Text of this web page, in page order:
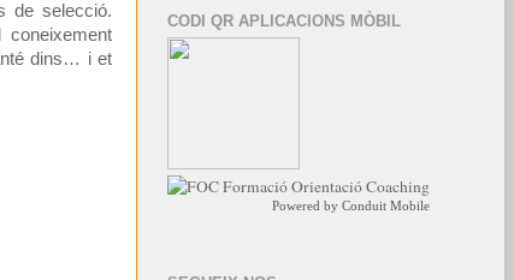
de selecció.
dins… i et
CODI QR APLICACIONS MÒBIL
Powered by Conduit Mobile